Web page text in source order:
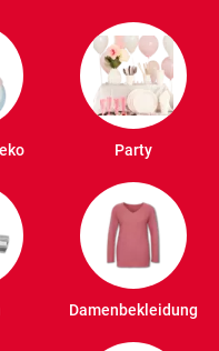
Party
Damenbekleidung